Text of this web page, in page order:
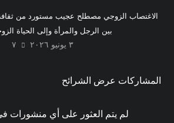
الاغتصاب الزوجي مصطلح عجيب مستورد من
بين الرجل والمرأة وإلى الحياة
٣ يونيو ٢٠٢٦ ٧
المشاركات عرض الشرائح
لم يتم العثور على أي منشورات